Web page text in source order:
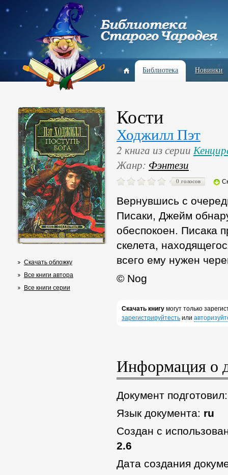
Библиотека Новинки
Скачать обложку
Все книги автора
Все книги серии
Кости
Ходжилл Пэт
2 книга из серии
Жанр: Фэнтези
0 голосов
Вернувшись с
Писаки, Джейм
обеспокоен. Писака
скелета,
всего ему нужен
© Nog
Скачать книгумогут только
зарегистрируйтестьили
Информация о
Документ
Язык документа: ru
Создан с
2.6
Дата создания